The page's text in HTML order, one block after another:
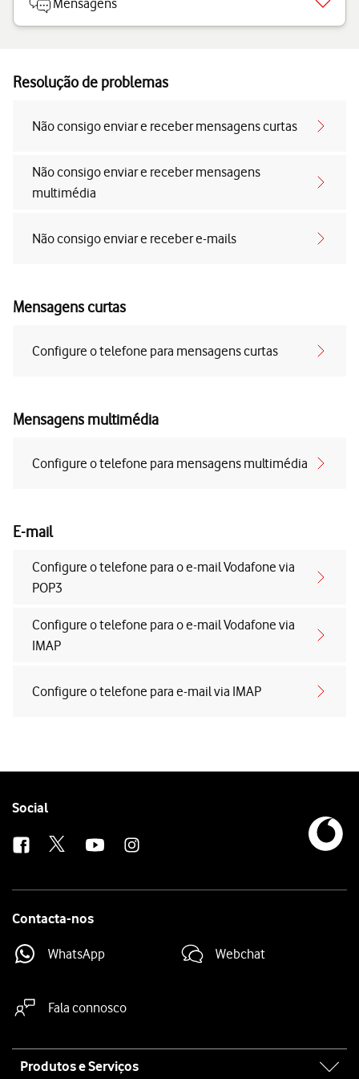
Mensagens
Resolução de problemas
Não consigo enviar e receber mensagens curtas
Não consigo enviar e receber mensagens
multimédia
Não consigo enviar e receber e-mails
Mensagens curtas
Configure o telefone para mensagens curtas
Mensagens multimédia
Configure o telefone para mensagens multimédia
E-mail
Configure o telefone para o e-mail Vodafone via
POP3
Configure o telefone para o e-mail Vodafone via
IMAP
Configure o telefone para e-mail via IMAP
Follow
Social
Contacta-nos
WhatsApp Webchat
Fala connosco
map
Produtos e Serviços